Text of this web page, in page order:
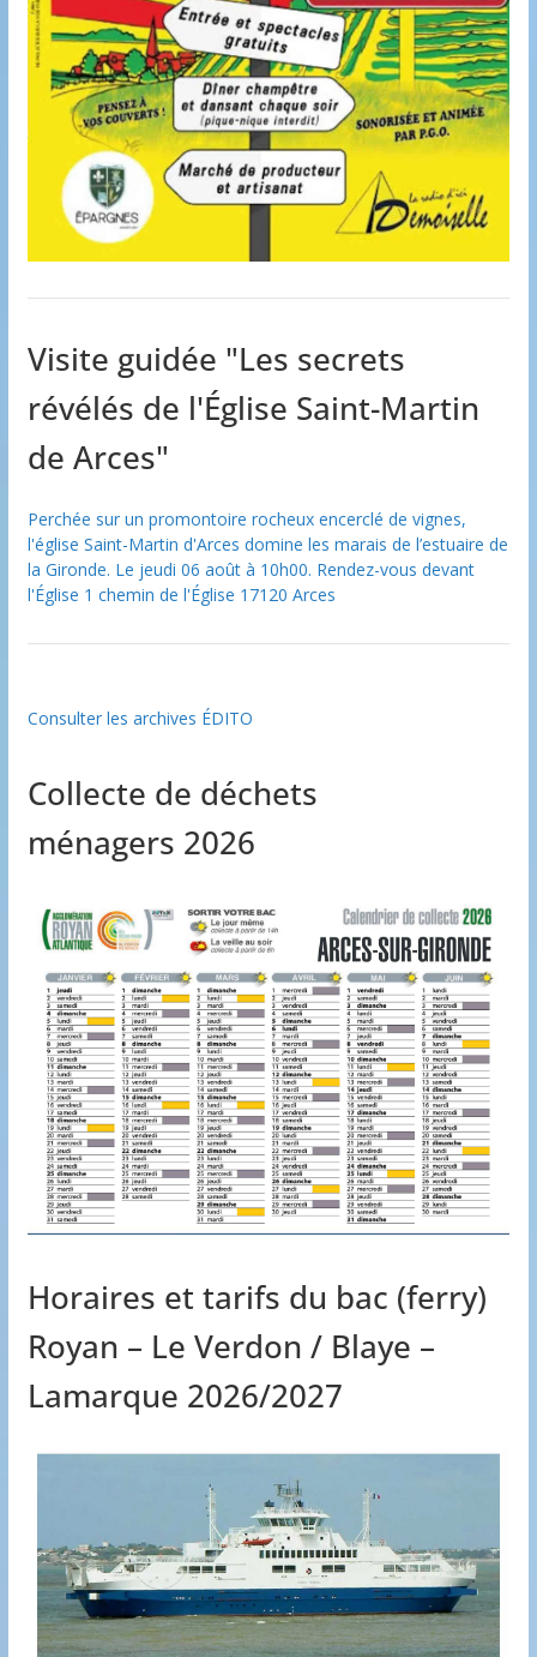
Visite guidée "Les secrets
révélés de l'Église Saint-Martin
de Arces"
Perchée sur un promontoire rocheux encerclé de vignes,
l'église Saint-Martin d'Arces domine les marais de l’estuaire de
la Gironde. Le jeudi 06 août à 10h00. Rendez-vous devant
l'Église 1 chemin de l'Église 17120 Arces
Consulter les archives ÉDITO
Collecte de déchets
ménagers 2026
Horaires et tarifs du bac (ferry)
Royan – Le Verdon / Blaye –
Lamarque 2026/2027